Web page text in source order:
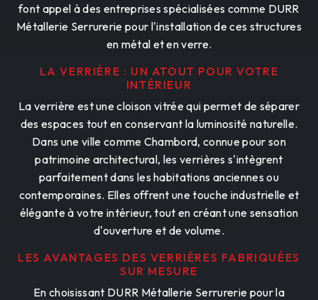
font appel à des entreprises spécialisées comme DURR
Métallerie Serrurerie pour l'installation de ces structures
en métal et en verre.
LA VERRIÈRE : UN ATOUT POUR VOTRE
INTÉRIEUR
La verrière est une cloison vitrée qui permet de séparer
des espaces tout en conservant la luminosité naturelle.
Dans une ville comme Chambord, connue pour son
patrimoine architectural, les verrières s'intègrent
parfaitement dans les habitations anciennes ou
contemporaines. Elles offrent une touche industrielle et
élégante à votre intérieur, tout en créant une sensation
d'ouverture et de volume.
LES AVANTAGES DES VERRIÈRES FABRIQUÉES
SUR MESURE
En choisissant DURR Métallerie Serrurerie pour la